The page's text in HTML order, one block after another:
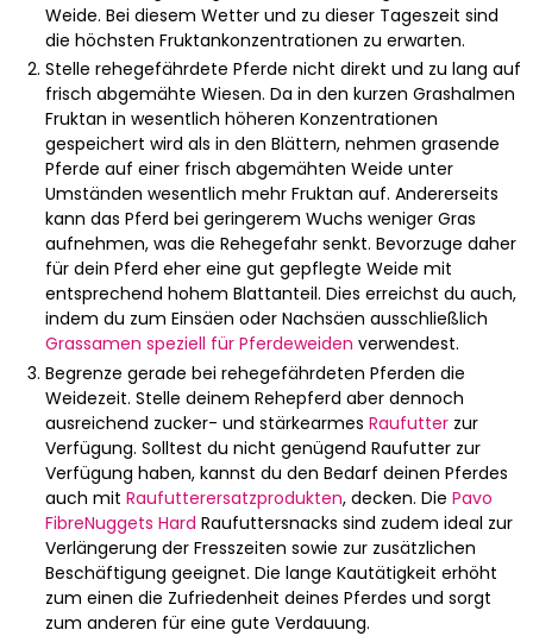
Weide. Bei diesem Wetter und zu dieser Tageszeit sind
die höchsten Fruktankonzentrationen zu erwarten.
Stelle rehegefährdete Pferde nicht direkt und zu lang auf
frisch abgemähte Wiesen. Da in den kurzen Grashalmen
Fruktan in wesentlich höheren Konzentrationen
gespeichert wird als in den Blättern, nehmen grasende
Pferde auf einer frisch abgemähten Weide unter
Umständen wesentlich mehr Fruktan auf. Andererseits
kann das Pferd bei geringerem Wuchs weniger Gras
aufnehmen, was die Rehegefahr senkt. Bevorzuge daher
für dein Pferd eher eine gut gepflegte Weide mit
entsprechend hohem Blattanteil. Dies erreichst du auch,
indem du zum Einsäen oder Nachsäen ausschließlich
Grassamen speziell für Pferdeweiden verwendest.
Begrenze gerade bei rehegefährdeten Pferden die
Weidezeit. Stelle deinem Rehepferd aber dennoch
ausreichend zucker- und stärkearmes Raufutter zur
Verfügung. Solltest du nicht genügend Raufutter zur
Verfügung haben, kannst du den Bedarf deinen Pferdes
auch mit Raufutterersatzprodukten, decken. Die Pavo
FibreNuggets Hard Raufuttersnacks sind zudem ideal zur
Verlängerung der Fresszeiten sowie zur zusätzlichen
Beschäftigung geeignet. Die lange Kautätigkeit erhöht
zum einen die Zufriedenheit deines Pferdes und sorgt
zum anderen für eine gute Verdauung.